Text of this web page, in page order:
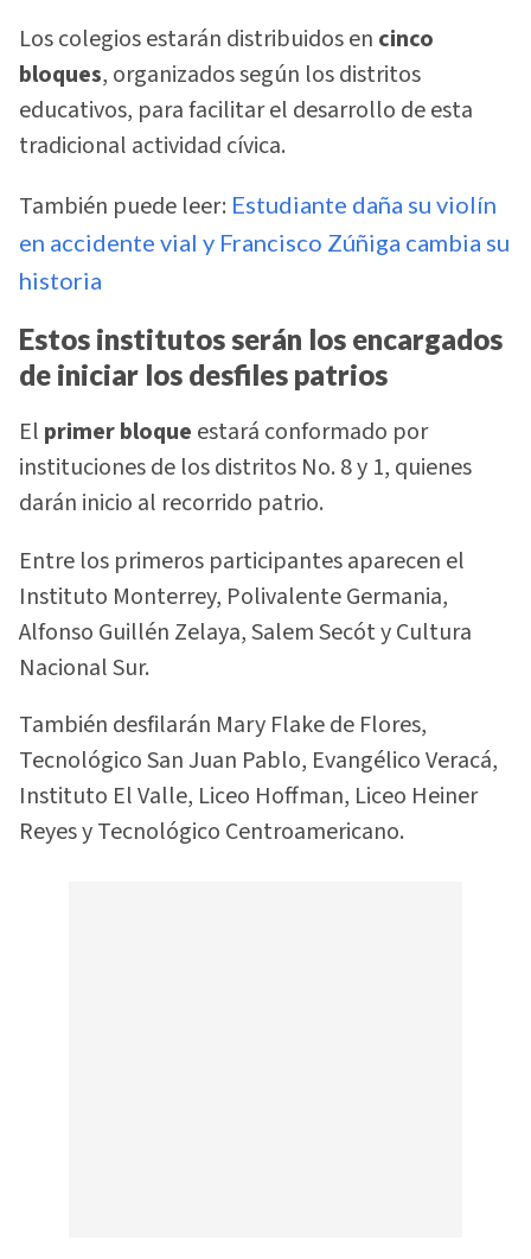
Los colegios estarán distribuidos en cinco
bloques, organizados según los distritos
educativos, para facilitar el desarrollo de esta
tradicional actividad cívica.
También puede leer: Estudiante daña su violín
en accidente vial y Francisco Zúñiga cambia su
historia
Estos institutos serán los encargados
de iniciar los desfiles patrios
El primer bloque estará conformado por
instituciones de los distritos No. 8 y 1, quienes
darán inicio al recorrido patrio.
Entre los primeros participantes aparecen el
Instituto Monterrey, Polivalente Germania,
Alfonso Guillén Zelaya, Salem Secót y Cultura
Nacional Sur.
También desfilarán Mary Flake de Flores,
Tecnológico San Juan Pablo, Evangélico Veracá,
Instituto El Valle, Liceo Hoffman, Liceo Heiner
Reyes y Tecnológico Centroamericano.